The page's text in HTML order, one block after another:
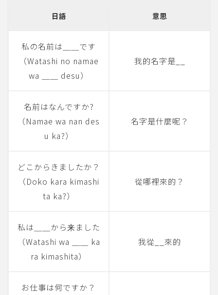
日語 意思
私の名前は＿＿です
（Watashi no namae
wa ＿＿ desu）
我的名字是__
名前はなんですか?
（Namae wa nan des
u ka?）
名字是什麼呢？
どこからきましたか？
（Doko kara kimashi
ta ka?）
從哪裡來的？
私は＿＿から来ました
（Watashi wa ＿＿ ka
ra kimashita）
我從__來的
お仕事は何ですか？